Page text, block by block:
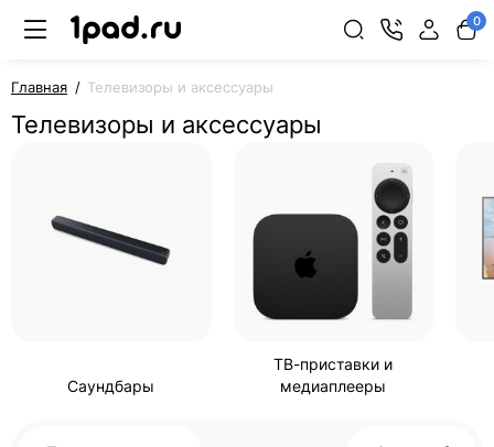
0
Главная Телевизоры и аксессуары
Телевизоры и аксессуары
Саундбары
ТВ-приставки и
медиаплееры